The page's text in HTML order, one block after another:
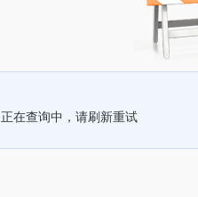
正在查询中，请刷新重试